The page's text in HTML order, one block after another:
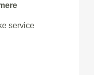
service